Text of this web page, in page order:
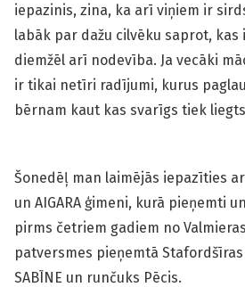
iepazinis, zina, ka arī viņiem ir
labāk par dažu cilvēku saprot,
diemžēl arī nodevība. Ja vecāki
ir tikai netīri radījumi, kurus
bērnam kaut kas svarīgs tiek
Šonedēļ man laimējās iepazīties
un AIGARA ģimeni, kurā pieņemti
pirms četriem gadiem no
patversmes pieņemtā
SABĪNE un runčuks Pēcis.